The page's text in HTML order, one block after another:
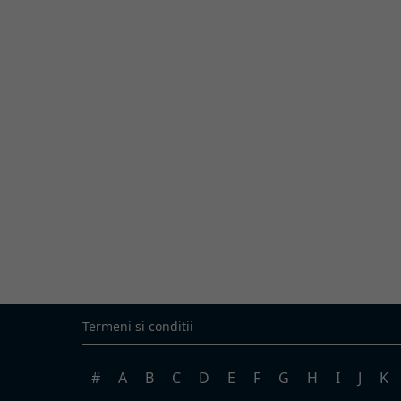
Termeni si conditii
# A B C D E F G H I J K